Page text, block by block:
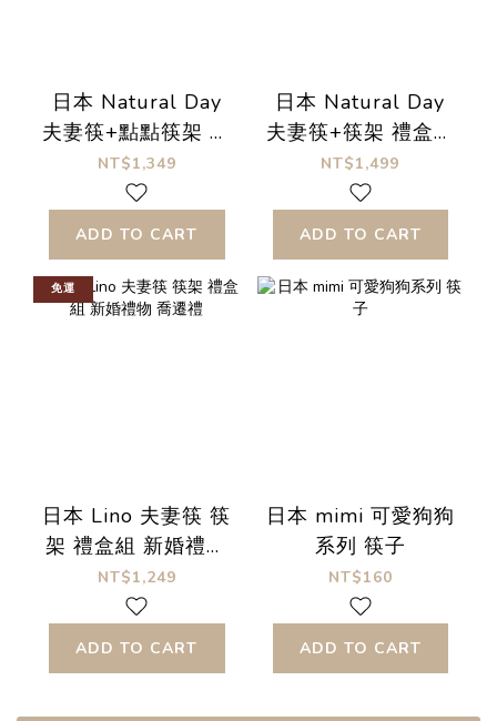
日本 Natural Day
夫妻筷+點點筷架 禮
禮
NT$1,349
ADD TO CART
日本 Natural Day
夫妻筷+筷架 禮盒組
新婚禮物 喬遷禮
NT$1,499
ADD TO CART
免運
日本 Lino 夫妻筷 筷
架 禮盒組 新婚禮物
喬遷禮
NT$1,249
ADD TO CART
日本 mimi 可愛狗狗
系列 筷子
NT$160
ADD TO CART